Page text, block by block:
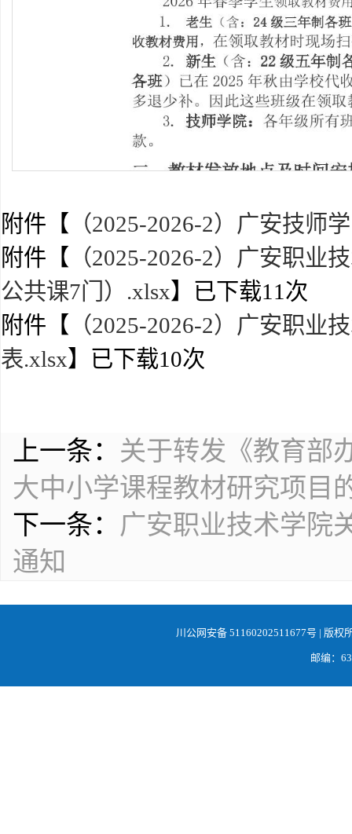
附件【 （2025-2026-2）广安技师
附件【 （2025-2026-2）广安职业
公共课7门）.xlsx】已下载11 次
附件【 （2025-2026-2）广安职业
表.xlsx】已下载10次
上一条： 关于转发《教育部
大中小学课程教材研究项目
下一条： 广安职业技术学院
通知
川公网安备 51160202511677号 | 版权
邮编：